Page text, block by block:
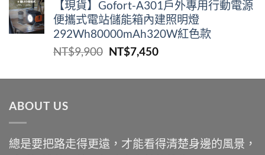
價
格：
NT$2,450。
價
格：
NT$2,205。
【現貨】Gofort-A301戶外專用行動電源
便攜式電站儲能箱內建照明燈
292Wh80000mAh320W紅色款
NT$9,900 原
價
NT$7,450目
價
ABOUT US
總是要把路走得更遠，才能看得清楚身邊的風景，